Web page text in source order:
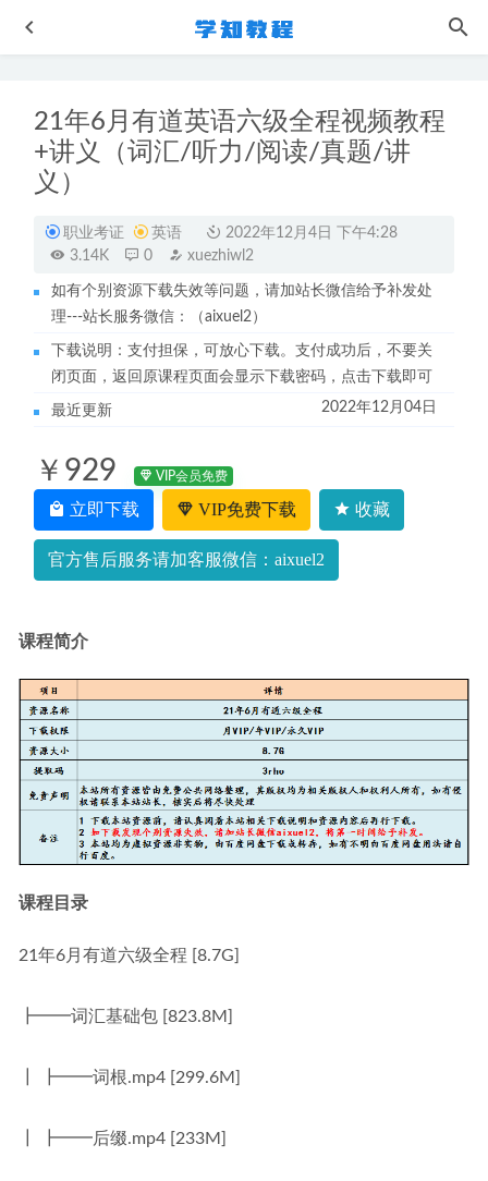
21年6月有道英语六级全程视频教程
+讲义（词汇/听力/阅读/真题/讲
义）
职业考证 英语
2022年12月4日 下午4:28
3.14K
0 xuezhiwl2
如有个别资源下载失效等问题，请加站长微信给予补发处
理---站长服务微信：（aixuel2）
下载说明：支付担保，可放心下载。支付成功后，不要关
闭页面，返回原课程页面会显示下载密码，点击下载即可
最近更新 2022年12月04日
￥929 VIP会员免费
立即下载 VIP免费下载 收藏
官方售后服务请加客服微信：aixuel2
课程简介
课程目录
21年6月有道六级全程 [8.7G]
┣━━词汇基础包 [823.8M]
┃ ┣━━词根.mp4 [299.6M]
┃ ┣━━后缀.mp4 [233M]
作业帮2023邓康尧高三生物a+班高考二轮复习视频教程+课
堂笔记寒假班 2023-05-04
高中英语网课教程作业帮2022年袁慧高二英语教学视频+讲
义（寒假+春季班） 2022-09-07
极速减肥运动4分钟家庭实用燃脂课网课教程 2023-06-05
作业帮2022周峤矞高三政治复习视频教程+讲义全年班（暑
高中英语网课教程猿辅导2023崔妍高一英语视频教程暑假班
2022-09-12